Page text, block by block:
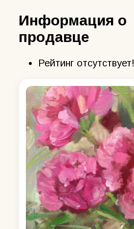
Информация о
продавце
Рейтинг отсутствует!